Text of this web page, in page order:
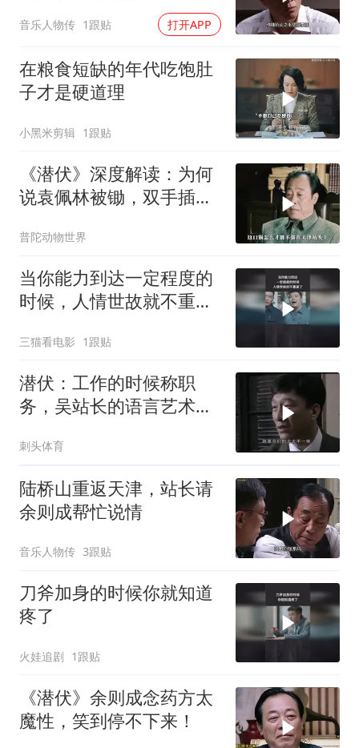
音乐人物传 1跟贴 打开APP
在粮食短缺的年代吃饱肚
子才是硬道理
小黑米剪辑 1跟贴
《潜伏》深度解读：为何
说袁佩林被锄，双手插兜
普陀动物世界
当你能力到达一定程度的
时候，人情世故就不重要
三猫看电影 1跟贴
潜伏：工作的时候称职
务，吴站长的语言艺术确
刺头体育
陆桥山重返天津，站长请
余则成帮忙说情
音乐人物传 3跟贴
刀斧加身的时候你就知道
疼了
火娃追剧 1跟贴
《潜伏》余则成念药方太
魔性，笑到停不下来！